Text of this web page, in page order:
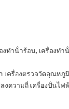
ทําน้ําร้อน, เครื่องทํ
เครื่องตรวจวัดอุณหภู
งความถี่ เครื่องปั่นไฟ